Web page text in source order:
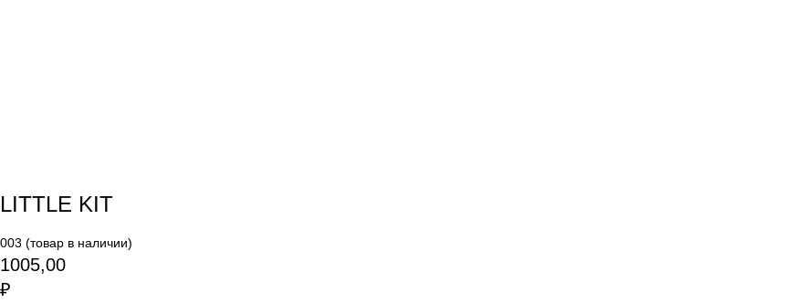
LITTLE KIT
003 (товар в наличии)
1005,00
₽